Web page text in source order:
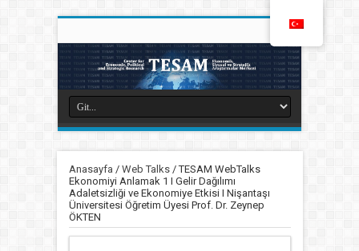
Anasayfa / Web Talks/TESAM WebTalks
Ekonomiyi Anlamak 1 I Gelir Dağılımı
Adaletsizliği ve Ekonomiye Etkisi I Nişantaşı
Üniversitesi Öğretim Üyesi Prof. Dr. Zeynep
ÖKTEN